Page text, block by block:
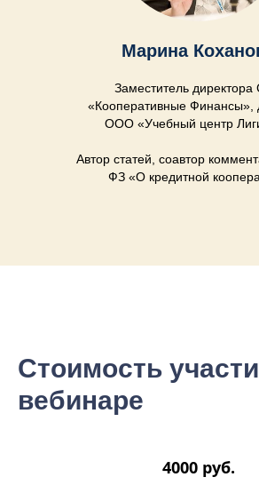
Марина
Заместитель
«Кооперативные Финансы»,
ООО «Учебный центр
Автор статей, соавтор
ФЗ «О кредитной
Стоимость
вебинаре
4000 руб.